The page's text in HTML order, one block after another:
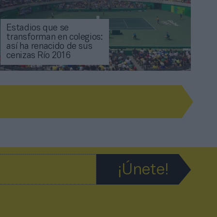
Estadios que se
transforman en colegios:
así ha renacido de sus
cenizas Río 2016